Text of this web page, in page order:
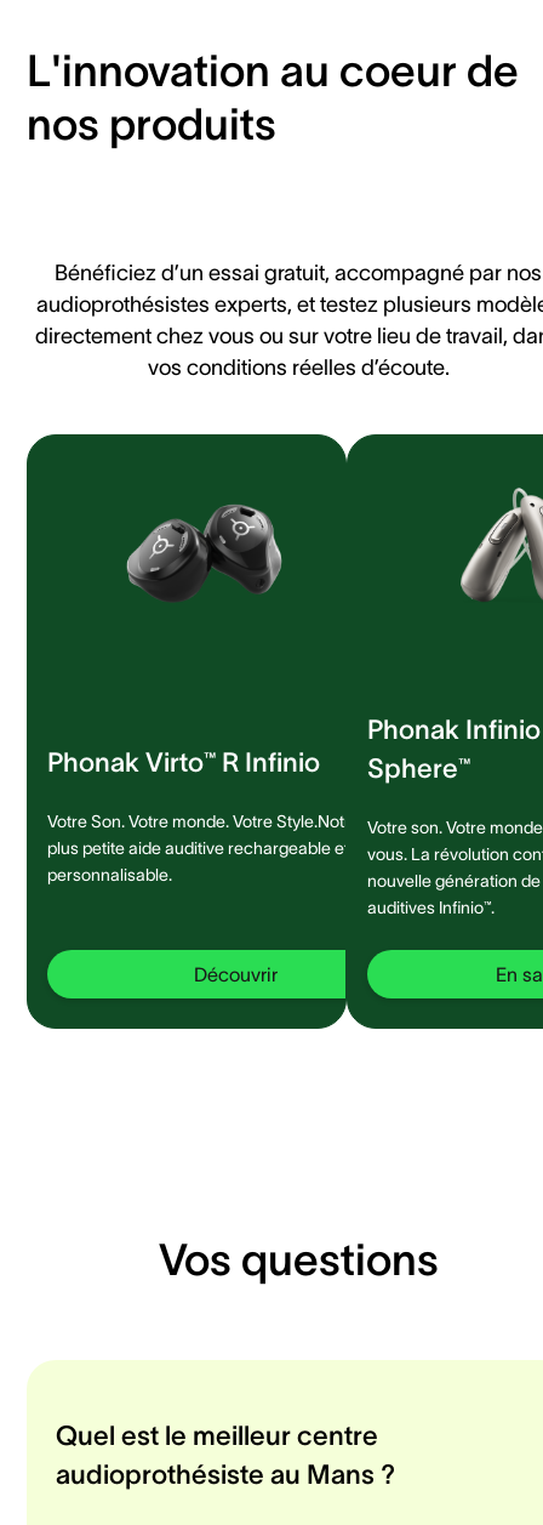
L'innovation au coeur de
nos produits
Bénéficiez d’un essai gratuit, accompagné par nos
audioprothésistes experts, et testez plusieurs
directement chez vous ou sur votre lieu de travail,
vos conditions réelles d’écoute.
Phonak Virto™ R Infinio
Votre Son. Votre monde. Votre Style.Notre
plus petite aide auditive rechargeable et
personnalisable.
Découvrir
Phonak Infinio
Sphere™
Votre son. Votre
vous. La révolution
nouvelle génération
auditives Infinio™.
En
Vos questions
Quel est le meilleur centre
audioprothésiste au Mans ?